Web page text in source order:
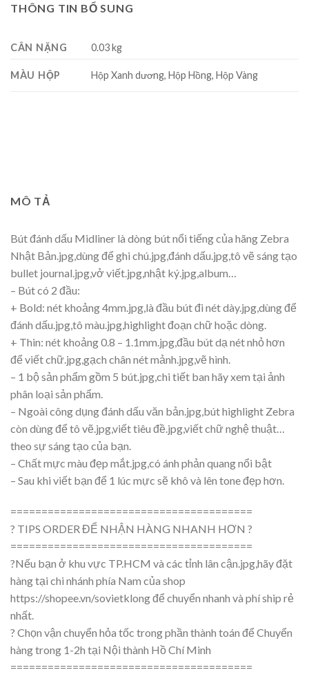
THÔNG TIN BỔ SUNG
CÂN NẶNG 0.03 kg
MÀU HỘP Hộp Xanh dương, Hộp Hồng, Hộp Vàng
MÔ TẢ
Bút đánh dấu Midliner là dòng bút nổi tiếng của hãng Zebra
Nhật Bản.jpg,dùng để ghi chú.jpg,đánh dấu.jpg,tô vẽ sáng tạo
bullet journal.jpg,vở viết.jpg,nhật ký.jpg,album…
– Bút có 2 đầu:
+ Bold: nét khoảng 4mm.jpg,là đầu bút đi nét dày.jpg,dùng để
đánh dấu.jpg,tô màu.jpg,highlight đoạn chữ hoặc dòng.
+ Thin: nét khoảng 0.8 – 1.1mm.jpg,đầu bút dạ nét nhỏ hơn
để viết chữ.jpg,gạch chân nét mảnh.jpg,vẽ hình.
– 1 bộ sản phẩm gồm 5 bút.jpg,chi tiết ban hãy xem tại ảnh
phân loại sản phẩm.
– Ngoài công dụng đánh dấu văn bản.jpg,bút highlight Zebra
còn dùng để tô vẽ.jpg,viết tiêu đề.jpg,viết chữ nghệ thuật…
theo sự sáng tạo của bạn.
– Chất mực màu đẹp mắt.jpg,có ánh phản quang nổi bật
– Sau khi viết bạn để 1 lúc mực sẽ khô và lên tone đẹp hơn.
=======================================
? TIPS ORDER ĐỂ NHẬN HÀNG NHANH HƠN ?
=======================================
?Nếu bạn ở khu vực TP.HCM và các tỉnh lân cận.jpg,hãy đặt
hàng tại chi nhánh phía Nam của shop
https://shopee.vn/sovietklong để chuyển nhanh và phí ship rẻ
nhất.
? Chọn vận chuyển hỏa tốc trong phần thành toán để Chuyển
hàng trong 1-2h tại Nội thành Hồ Chí Minh
=======================================